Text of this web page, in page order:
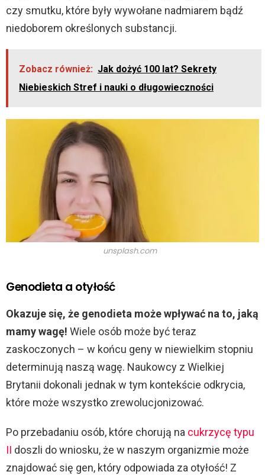
czy smutku, które były wywołane nadmiarem bądź
niedoborem określonych substancji.
Zobacz również: Jak dożyć 100 lat? Sekrety
Niebieskich Stref i nauki o długowieczności
unsplash.com
Genodieta a otyłość
Okazuje się, że genodieta może wpływać na to, jaką
mamy wagę! Wiele osób może być teraz
zaskoczonych – w końcu geny w niewielkim stopniu
determinują naszą wagę. Naukowcy z Wielkiej
Brytanii dokonali jednak w tym kontekście odkrycia,
które może wszystko zrewolucjonizować.
Po przebadaniu osób, które chorują na cukrzycę typu
II doszli do wniosku, że w naszym organizmie może
znajdować się gen, który odpowiada za otyłość! Z